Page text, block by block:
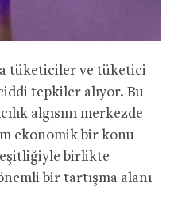
tüketiciler ve tüketici
tepkiler alıyor. Bu
algısını merkezde
ekonomik bir konu
birlikte
bir tartışma alanı